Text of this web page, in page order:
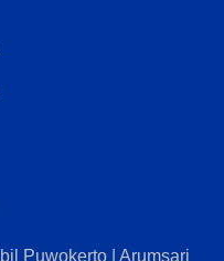
Puwokerto | Arumsari